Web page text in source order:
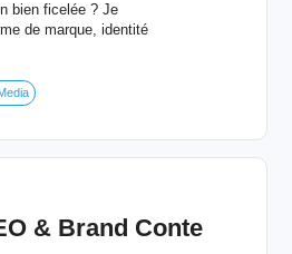
bien ficelée ? Je
de marque, identité
& Brand Conte